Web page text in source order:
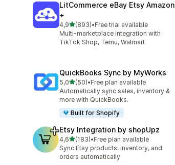
LitCommerce eBay Etsy Amazon
+
4,9stelle su 5
(893)
893 recensioni totali
•Free trial available
Multi-marketplace integration with
TikTok Shop, Temu, Walmart
QuickBooks Sync by MyWorks
5,0stelle su 5
(50)
50 recensioni totali
•Free plan available
Automatically sync sales, inventory &
more with QuickBooks.
Built for Shopify
Etsy Integration by shopUpz
4,6stelle su 5
(183)
183 recensioni totali
•Free plan available
Sync Etsy products, inventory, and
orders automatically